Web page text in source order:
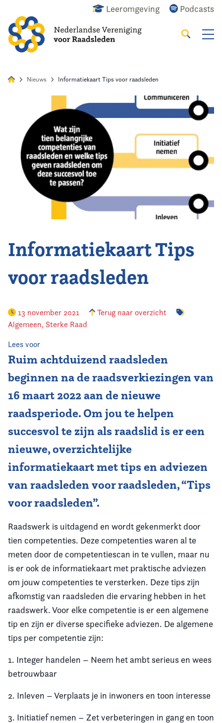
Leeromgeving Podcasts
Zoeken
Agenda
Nieuws
Opleiding
Vereniging
Nieuws Informatiekaart Tips voor raadsleden
Informatiekaart Tips
voor raadsleden
13 november 2021
Terug naar overzicht
Algemeen, Sterke Raad
Lees voor
Ruim achtduizend raadsleden
beginnen na de raadsverkiezingen van
16 maart 2022 aan de nieuwe
raadsperiode. Om jou te helpen
succesvol te zijn als raadslid is er een
nieuwe, overzichtelijke
informatiekaart met tips en adviezen
van raadsleden voor raadsleden, “Tips
voor raadsleden”.
Raadswerk is uitdagend en wordt gekenmerkt door
tien competenties. Deze competenties waren al te
meten door de competentiescan in te vullen, maar nu
is er ook de informatiekaart met praktische adviezen
om jouw competenties te versterken. Deze tips zijn
afkomstig van raadsleden die ervaring hebben in het
raadswerk. Voor elke competentie is er een algemene
tip en zijn er diverse specifieke adviezen. De algemene
tips per competentie zijn:
1. Integer handelen – Neem het ambt serieus en wees
betrouwbaar
2. Inleven – Verplaats je in inwoners en toon interesse
3. Initiatief nemen – Zet verbeteringen in gang en toon